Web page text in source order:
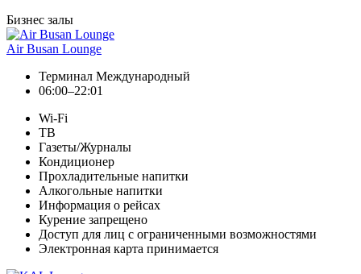
Бизнес залы
Air Busan Lounge
Терминал Международный
06:00–22:01
Wi-Fi
ТВ
Газеты/Журналы
Кондиционер
Прохладительные напитки
Алкогольные напитки
Информация о рейсах
Курение запрещено
Доступ для лиц с ограниченными возможностями
Электронная карта принимается